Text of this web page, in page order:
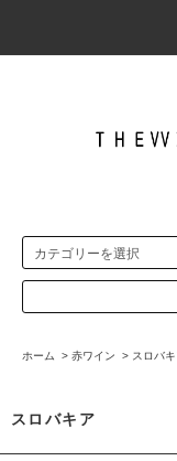
ホーム > 赤ワイン > スロバキ
スロバキア